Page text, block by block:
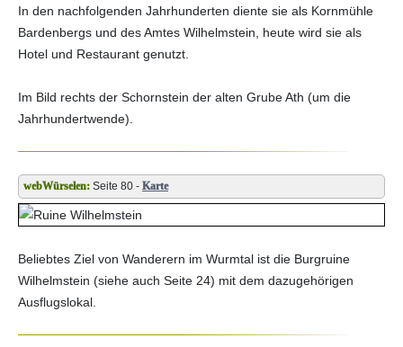
In den nachfolgenden Jahrhunderten diente sie als Kornmühle
Bardenbergs und des Amtes Wilhelmstein, heute wird sie als
Hotel und Restaurant genutzt.
Im Bild rechts der Schornstein der alten Grube Ath (um die
Jahrhundertwende).
Seite 80 - Karte
Beliebtes Ziel von Wanderern im Wurmtal ist die Burgruine
Wilhelmstein (siehe auch Seite 24) mit dem dazugehörigen
Ausflugslokal.